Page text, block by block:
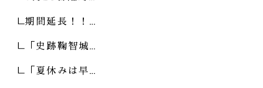
期間延長！！…
「史跡鞠智城…
「夏休みは早…